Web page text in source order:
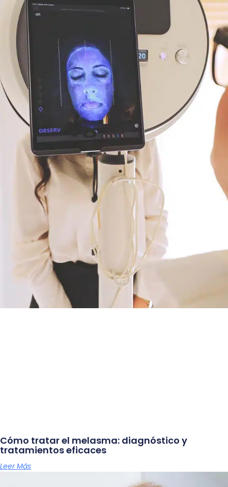
Cómo tratar el melasma: diagnóstico y
tratamientos eficaces
Leer Más